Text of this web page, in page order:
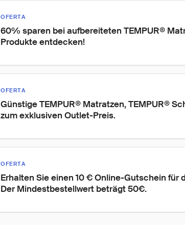
OFERTA
60% sparen bei aufbereiteten TEMPUR®
Produkte entdecken!
OFERTA
Günstige TEMPUR® Matratzen, TEMPUR®
zum exklusiven Outlet-Preis.
OFERTA
Erhalten Sie einen 10 € Online-Gutschein für
Der Mindestbestellwert beträgt 50€.